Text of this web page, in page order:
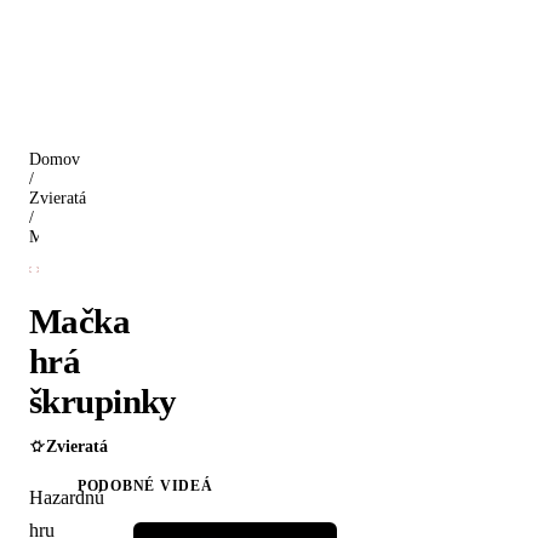
Domov
/
Zvieratá
/
Mačka
hrá
škrupinky
Zvieratá
Hazardnú
hru
PODOBNÉ VIDEÁ